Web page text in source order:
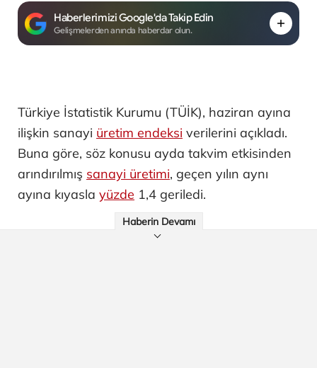
Haberlerimizi Google'da Takip Edin
Gelişmelerden anında haberdar olun.
Türkiye İstatistik Kurumu (TÜİK), haziran ayına
ilişkin sanayi üretim endeksi verilerini açıkladı.
Buna göre, söz konusu ayda takvim etkisinden
arındırılmış sanayi üretimi, geçen yılın aynı
ayına kıyasla yüzde 1,4 geriledi.
Haberin Devamı